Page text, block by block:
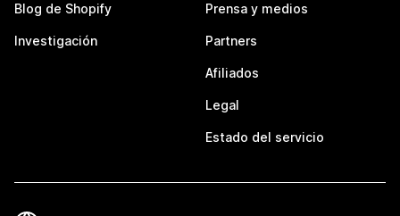
Blog de Shopify
Investigación
Prensa y medios
Partners
Afiliados
Legal
Estado del servicio